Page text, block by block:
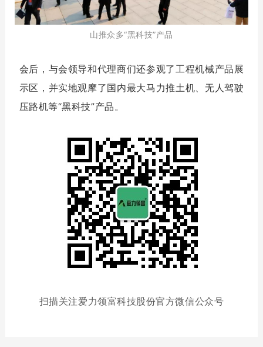
山推众多“黑科技”产品
会后，与会领导和代理商们还参观了工程机械产品展
示区，并实地观摩了国内最大马力推土机、无人驾驶
压路机等“黑科技”产品。
扫描关注爱力领富科技股份官方微信公众号